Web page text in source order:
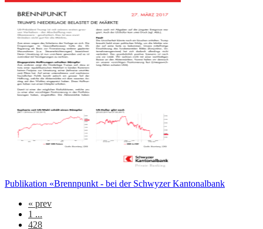
Publikation «Brennpunkt - bei der Schwyzer Kantonalbank
« prev
1 ...
428